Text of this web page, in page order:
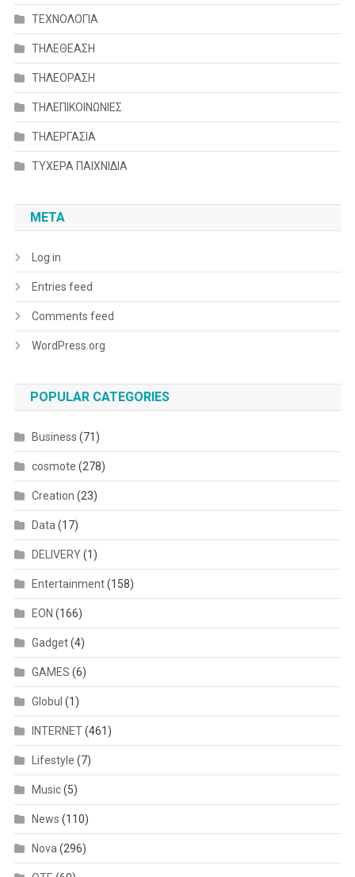
ΤΕΧΝΟΛΟΓΙΑ
ΤΗΛΕΘΕΑΣΗ
ΤΗΛΕΟΡΑΣΗ
ΤΗΛΕΠΙΚΟΙΝΩΝΙΕΣ
ΤΗΛΕΡΓΑΣΙΑ
ΤΥΧΕΡΑ ΠΑΙΧΝΙΔΙΑ
META
Log in
Entries feed
Comments feed
WordPress.org
POPULAR CATEGORIES
Business (71)
cosmote (278)
Creation (23)
Data(17)
DELIVERY(1)
Entertainment(158)
EON (166)
Gadget(4)
GAMES (6)
Globul (1)
INTERNET(461)
Lifestyle (7)
Music(5)
News (110)
Nova(296)